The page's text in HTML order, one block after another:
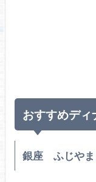
おすすめディ
銀座 ふじやま